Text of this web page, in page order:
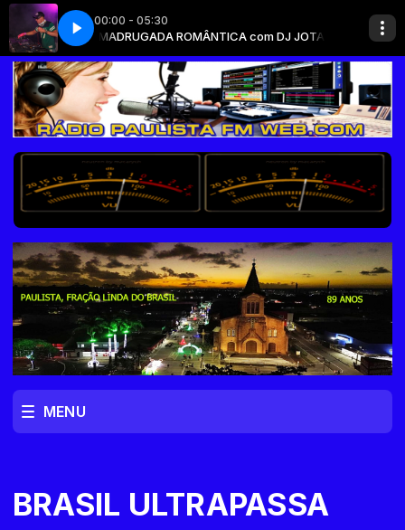
00:00 - 05:30
INÁCIOMADRUGADA ROMÂNTICA com DJ JOTA INÁCIO
Robin Gibb - LIKE A FULL
MENU
BRASIL ULTRAPASSA